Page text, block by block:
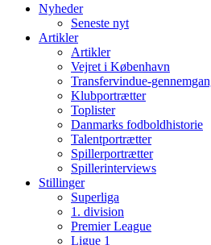
Nyheder
Seneste nyt
Artikler
Artikler
Vejret i København
Transfervindue-
Klubportrætter
Toplister
Danmarks fodboldhistorie
Talentportrætter
Spillerportrætter
Spillerinterviews
Stillinger
Superliga
1. division
Premier League
Ligue 1